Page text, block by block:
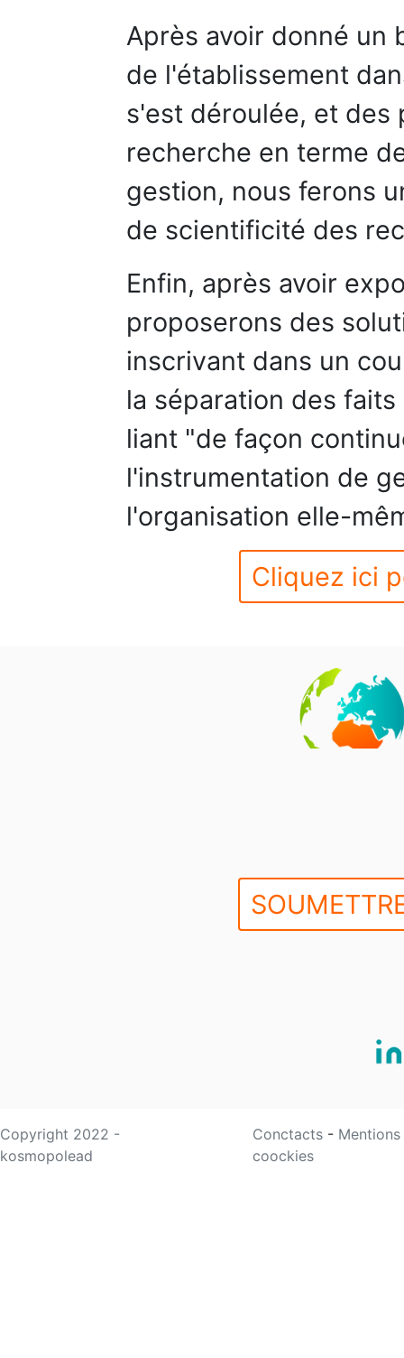
Après avoir donné un
de l'établissement
s'est déroulée, et des
recherche en terme
gestion, nous ferons
de scientificité des
Enfin, après avoir
proposerons des
inscrivant dans un
la séparation des
liant "de façon
l'instrumentation de
l'organisation elle-
Cliquez ici
Copyright 2022 -
kosmopolead
Conctacts -
coockies